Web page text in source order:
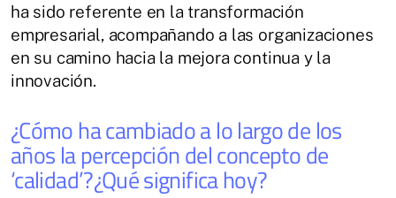
ha sido referente en la transformación
empresarial, acompañando a las organizaciones
en su camino hacia la mejora continua y la
innovación.
¿Cómo ha cambiado a lo largo de los
años la percepción del concepto de
‘calidad’?¿Qué significa hoy?